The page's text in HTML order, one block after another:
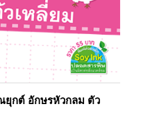
ยุกต์ อักษรหัวกลม ตัว